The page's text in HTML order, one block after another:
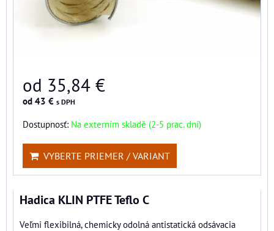
od 35,84 €
od 43 € s DPH
Dostupnosť: Na externím skladě (2-5 prac. dní)
VYBERTE PRIEMER / VARIANT
Hadica KLIN PTFE Teflo C
Veľmi flexibilná, chemicky odolná antistatická odsávacia